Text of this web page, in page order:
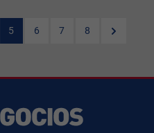
5 6 7 8